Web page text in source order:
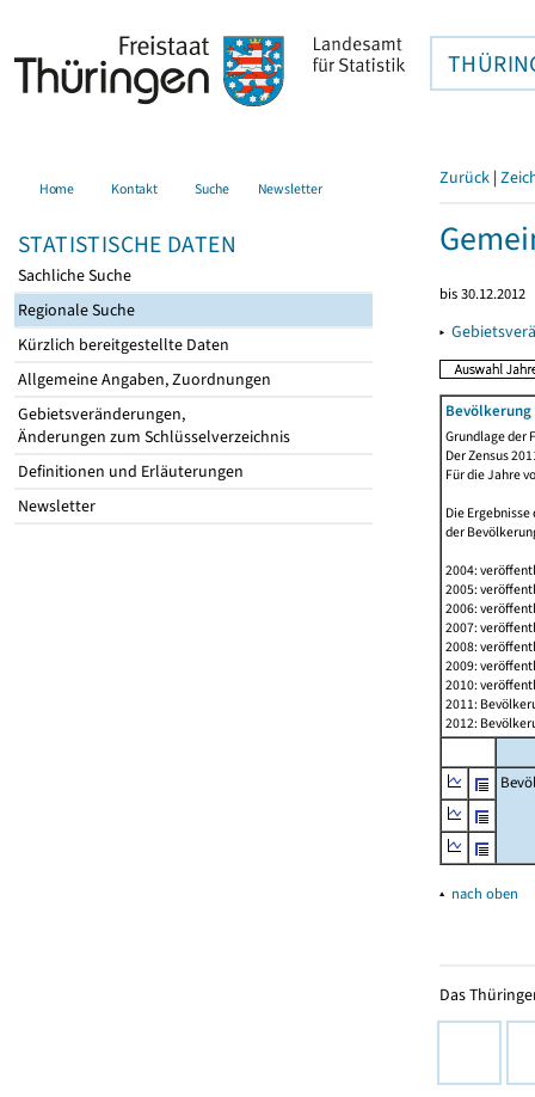
Home Kontakt Suche Newsletter
STATISTISCHE DATEN
Sachliche Suche
Regionale Suche
Kürzlich bereitgestellte Daten
Allgemeine Angaben, Zuordnungen
Gebietsveränderungen,
Änderungen zum Schlüsselverzeichnis
Definitionen und Erläuterungen
Newsletter
Zurück |
bis 30.12.2012
▸
Grundlage der
Der Zensus
Für die Jahre
Die
der
2004:
2005:
2006:
2007:
2008:
2009:
2010:
2011:
2012:
▴ nach oben
Das